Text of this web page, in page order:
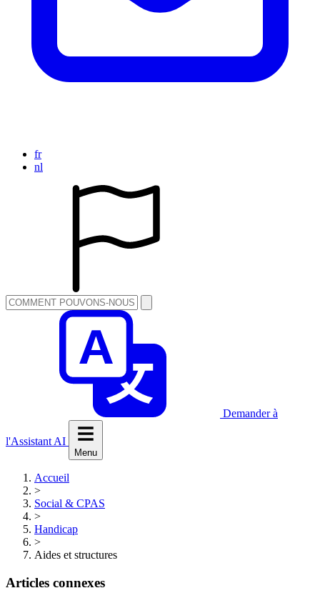
fr
nl
Demander à
l'Assistant AI
Menu
Accueil
>
Social & CPAS
>
Handicap
>
Aides et structures
Articles connexes